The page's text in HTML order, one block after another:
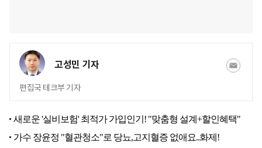
고성민 기자
편집국 테크부 기자